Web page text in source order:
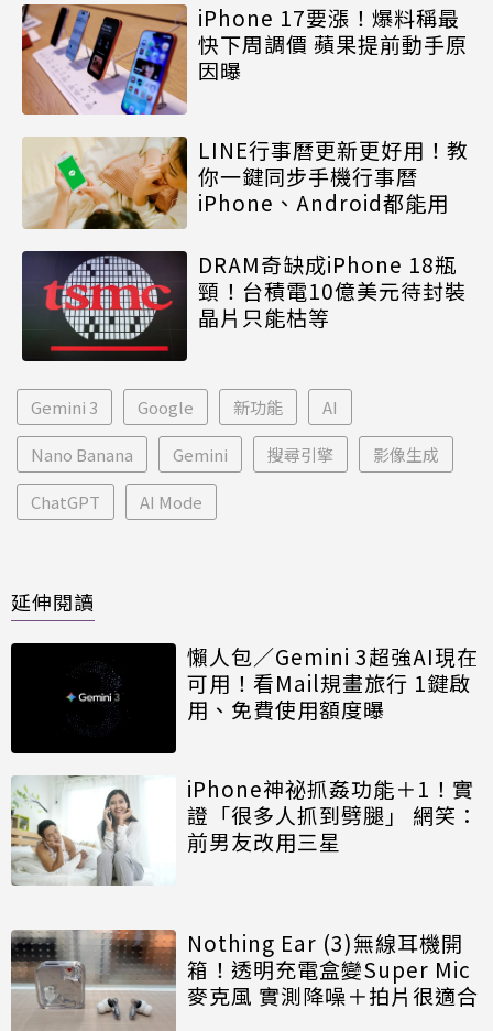
iPhone 17要漲！爆料稱最
快下周調價 蘋果提前動手原
因曝
LINE行事曆更新更好用！教
你一鍵同步手機行事曆
iPhone、Android都能用
DRAM奇缺成iPhone 18瓶
頸！台積電10億美元待封裝
晶片只能枯等
Gemini 3 Google 新功能 AI
Nano Banana Gemini 搜尋引擎 影像生成
ChatGPT AI Mode
延伸閱讀
懶人包／Gemini 3超強AI現在
可用！看Mail規畫旅行 1鍵啟
用、免費使用額度曝
iPhone神祕抓姦功能＋1！實
證「很多人抓到劈腿」 網笑：
前男友改用三星
Nothing Ear (3)無線耳機開
箱！透明充電盒變Super Mic
麥克風 實測降噪＋拍片很適合